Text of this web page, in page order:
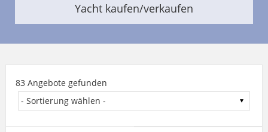
Yacht kaufen/verkaufen
83 Angebote gefunden